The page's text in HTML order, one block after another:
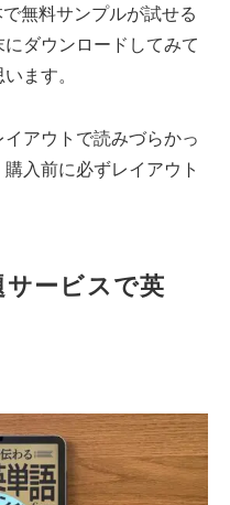
無料サンプルが試せる
ダウンロードしてみて
ます。
イアウトで読みづらかっ
入前に必ずレイアウト
ービスで英